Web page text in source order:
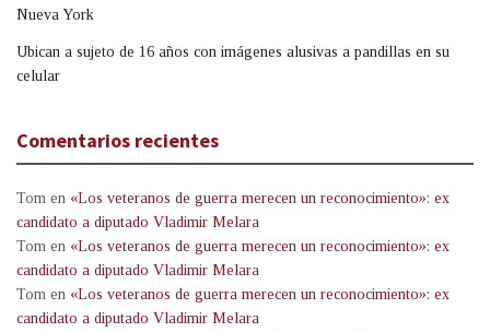
Nueva York
Ubican a sujeto de 16 años con imágenes alusivas a pandillas en su
celular
Comentarios recientes
Tom en «Los veteranos de guerra merecen un reconocimiento»: ex
candidato a diputado Vladimir Melara
Tom en «Los veteranos de guerra merecen un reconocimiento»: ex
candidato a diputado Vladimir Melara
Tom en «Los veteranos de guerra merecen un reconocimiento»: ex
candidato a diputado Vladimir Melara